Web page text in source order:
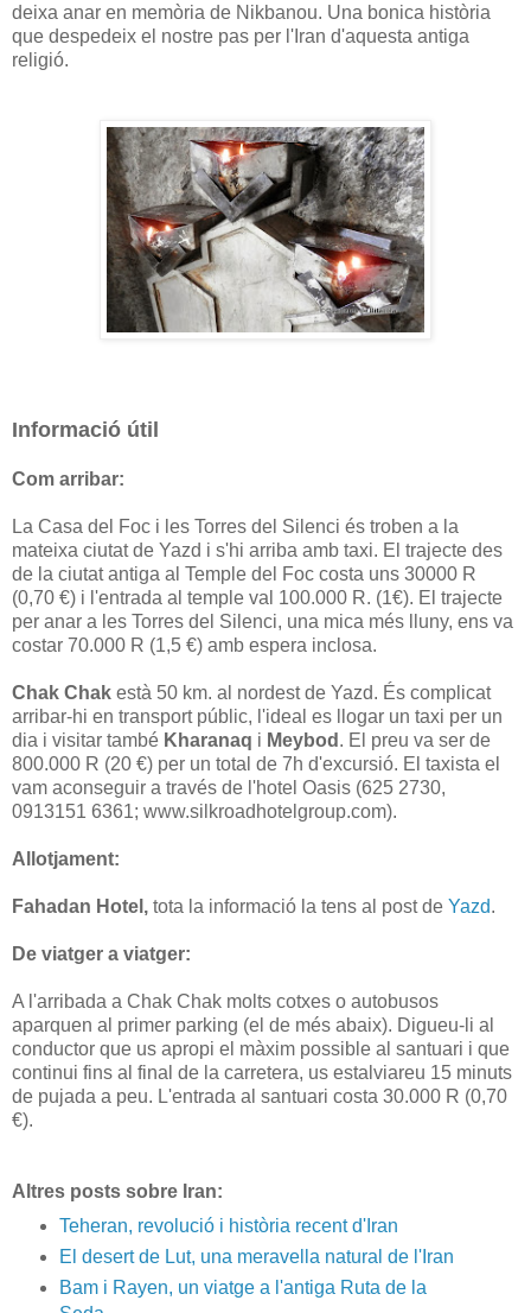
deixa anar en memòria de Nikbanou. Una bonica història
que despedeix el nostre pas per l'Iran d'aquesta antiga
religió.
Informació útil
Com arribar:
La Casa del Foc i les Torres del Silenci és troben a la
mateixa ciutat de Yazd i s'hi arriba amb taxi. El trajecte des
de la ciutat antiga al Temple del Foc costa uns 30000 R
(0,70 €) i l'entrada al temple val 100.000 R. (1€). El trajecte
per anar a les Torres del Silenci, una mica més lluny, ens va
costar 70.000 R (1,5 €) amb espera inclosa.
Chak Chak està 50 km. al nordest de Yazd. És complicat
arribar-hi en transport públic, l'ideal es llogar un taxi per un
dia i visitar també Kharanaq i Meybod . El preu va ser de
800.000 R (20 €) per un total de 7h d'excursió. El taxista el
vam aconseguir a través de l'hotel Oasis (625 2730,
0913151 6361; www.silkroadhotelgroup.com).
Allotjament:
Fahadan Hotel, tota la informació la tens al post de Yazd.
De viatger a viatger:
A l'arribada a Chak Chak molts cotxes o autobusos
aparquen al primer parking (el de més abaix). Digueu-li al
conductor que us apropi el màxim possible al santuari i que
continui fins al final de la carretera, us estalviareu 15 minuts
de pujada a peu. L'entrada al santuari costa 30.000 R (0,70
€).
Altres posts sobre Iran:
Teheran, revolució i història recent d'Iran
El desert de Lut, una meravella natural de l'Iran
Bam i Rayen, un viatge a l'antiga Ruta de la